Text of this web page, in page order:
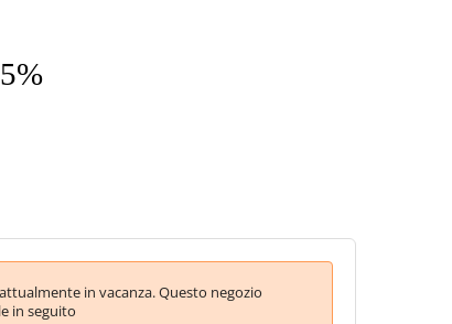
in vacanza. Questo negozio
in seguito